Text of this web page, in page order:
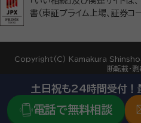
書（東証プライム上場、証券コ
Copyright(C) Kamakura
断転載・
土日祝も24時間受付！
電話で無料相談